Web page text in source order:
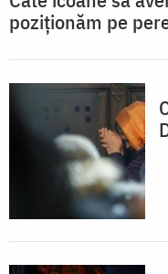
poziționăm pe